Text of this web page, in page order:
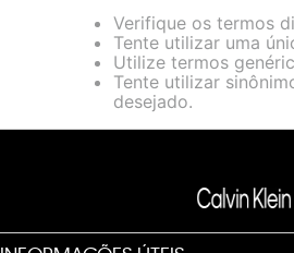
entre outros, a capacidade de
loja virtual. Para maiores informações
Cookies acesse o link.
Verifique os termos
Tente utilizar uma
Utilize termos
Tente utilizar
desejado.